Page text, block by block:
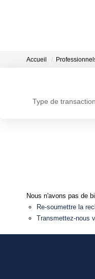
Accueil
Type de transaction
Nous n'avons pas de
Re-soumettre la
Transmettez-nous